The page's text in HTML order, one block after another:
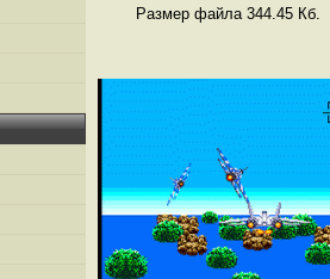
Размер файла 344.45 Кб.